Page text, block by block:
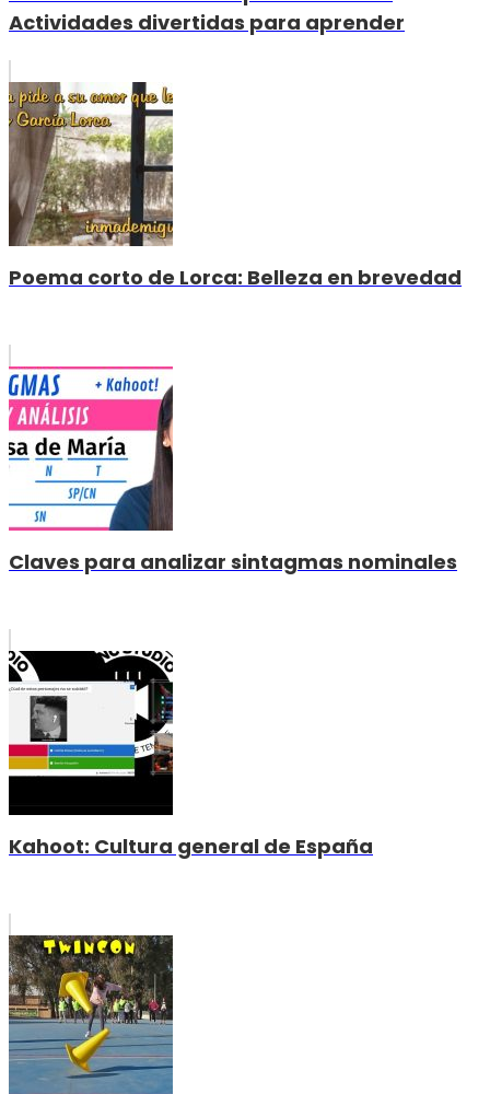
Actividades divertidas para aprender
Poema corto de Lorca: Belleza en brevedad
Claves para analizar sintagmas nominales
Kahoot: Cultura general de España